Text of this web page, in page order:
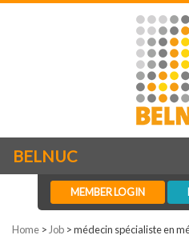
BELNUC
MEMBER LOGIN
Home > Job >médecin spécialiste en